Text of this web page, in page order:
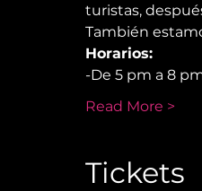
turistas,
También
Horarios:
-De 5 pm a 8
Read More >
Tickets